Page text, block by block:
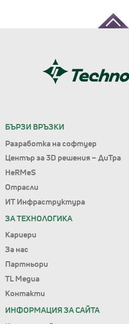
БЪРЗИ ВРЪЗКИ
Разработка на софтуер
Център за 3D решения – ДиТра
HeRMeS
Отрасли
ИТ Инфраструктура
ЗА ТЕХНОЛОГИКА
Кариери
За нас
Партньори
TL Медиа
Контакти
ИНФОРМАЦИЯ ЗА САЙТА